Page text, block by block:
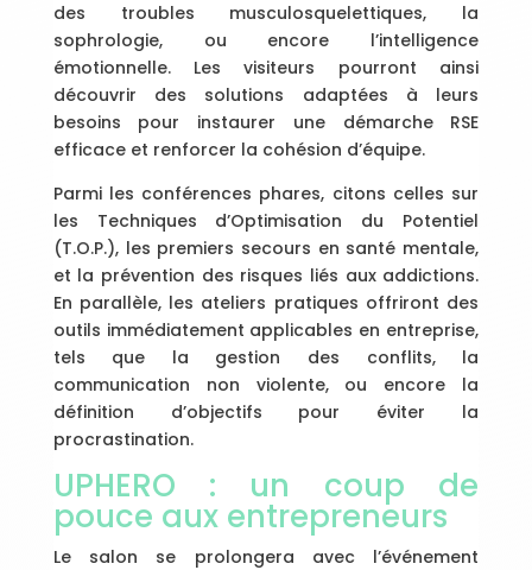
des troubles musculosquelettiques, la
sophrologie, ou encore l’intelligence
émotionnelle. Les visiteurs pourront ainsi
découvrir des solutions adaptées à leurs
besoins pour instaurer une démarche RSE
efficace et renforcer la cohésion d’équipe.
Parmi les conférences phares, citons celles sur
les Techniques d’Optimisation du Potentiel
(T.O.P.), les premiers secours en santé mentale,
et la prévention des risques liés aux addictions.
En parallèle, les ateliers pratiques offriront des
outils immédiatement applicables en entreprise,
tels que la gestion des conflits, la
communication non violente, ou encore la
définition d’objectifs pour éviter la
procrastination.
UPHERO : un coup de
pouce aux entrepreneurs
Le salon se prolongera avec l’événement